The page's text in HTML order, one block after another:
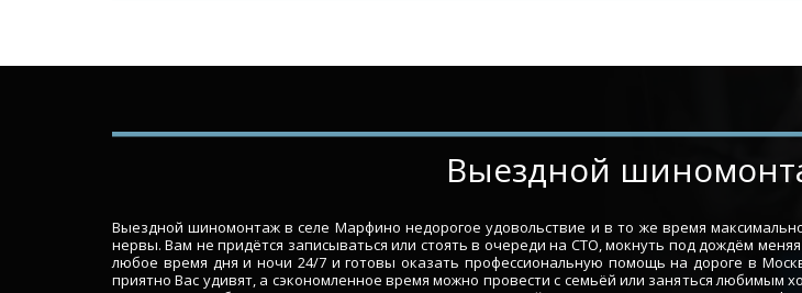
­­­­Выездной
Выездной шиномонтаж в селе Марфино недорогое удовольствие и в то же время
нервы. Вам не придётся записываться или стоять в очереди на СТО, мокнуть под дождём
любое время дня и ночи 24/7 и готовы оказать профессиональную помощь на дороге в
приятно Вас удивят, а сэкономленное время можно провести с семьёй или заняться любимым